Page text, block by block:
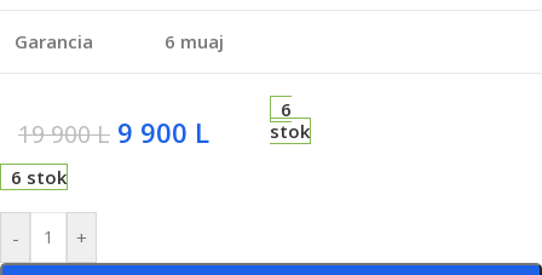
Garancia 6 muaj
19 900L 9 900 L
6
stok
6 stok
- +